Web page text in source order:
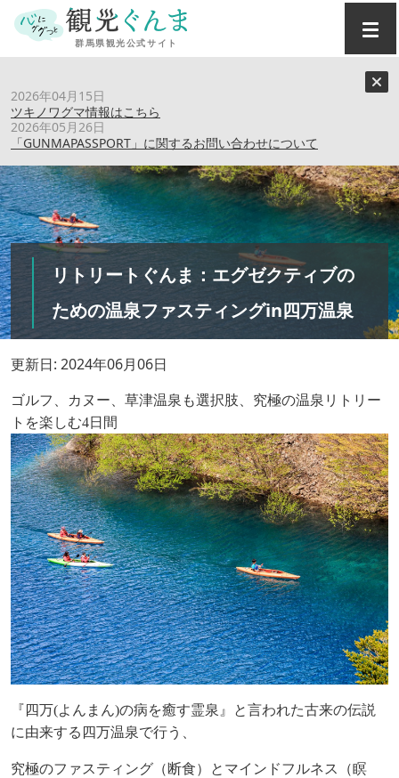
2026年04月15日
ツキノワグマ情報はこちら
2026年05月26日
「GUNMAPASSPORT」に関するお問い合わせについて
リトリートぐんま：エグゼクティブのための温泉ファスティ
ングin四万温泉
リトリートぐんま：エグゼクティブの
ための温泉ファスティングin四万温泉
更新日: 2024年06月06日
ゴルフ、カヌー、草津温泉も選択肢、究極の温泉リトリー
トを楽しむ4日間
『四万(よんまん)の病を癒す霊泉』と言われた古来の伝説
に由来する四万温泉で行う、
究極のファスティング（断食）とマインドフルネス（瞑